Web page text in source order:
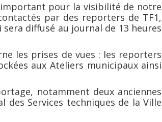
important pour la visibilité de notre
par des reporters de TF1,
diffusé au journal de 13 heures
les prises de vues : les reporters
aux Ateliers municipaux ainsi
notamment deux anciennes
Services techniques de la Ville